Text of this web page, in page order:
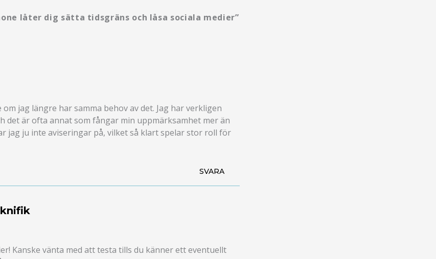
låter dig sätta tidsgräns och låsa sociala medier”
jag längre har samma behov av det. Jag har verkligen
det är ofta annat som fångar min uppmärksamhet mer än
jag ju inte aviseringar på, vilket så klart spelar stor roll för
SVARA
Kanske vänta med att testa tills du känner ett eventuellt